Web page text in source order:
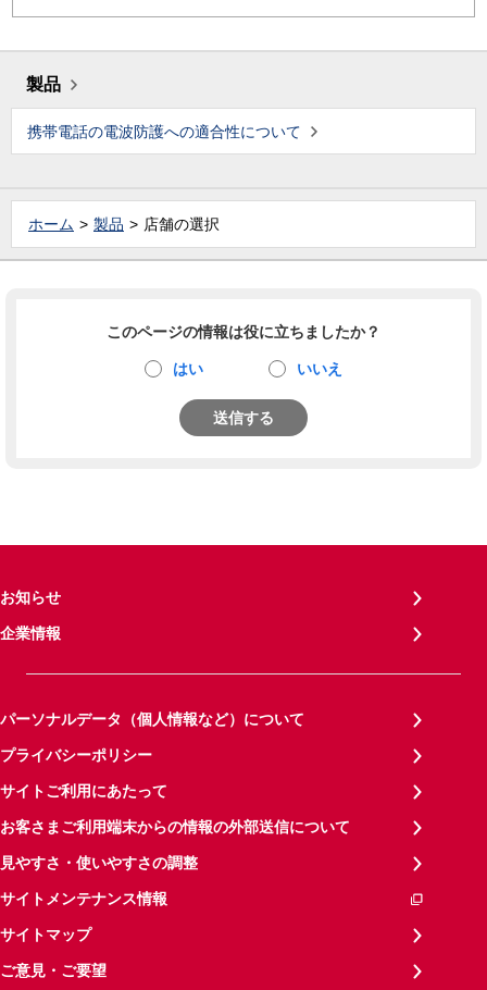
製品
携帯電話の電波防護への適合性について
ホーム 製品 店舗の選択
このページの情報は役に立ちましたか？
はい いいえ
送信する
お知らせ
企業情報
パーソナルデータ（個人情報など）について
プライバシーポリシー
サイトご利用にあたって
お客さまご利用端末からの情報の外部送信について
見やすさ・使いやすさの調整
サイトメンテナンス情報
サイトマップ
ご意見・ご要望